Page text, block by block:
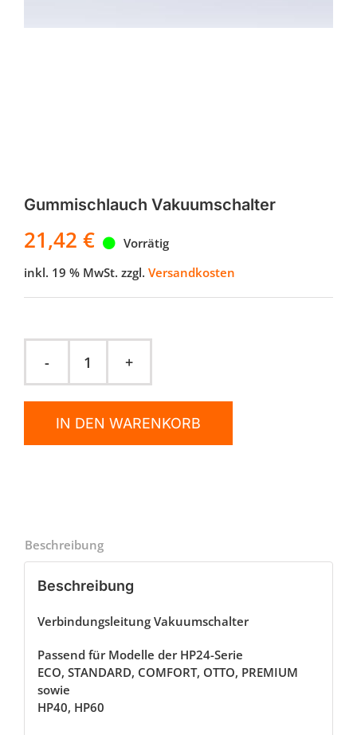
Gummischlauch Vakuumschalter
21,42 €
Vorrätig
inkl. 19 % MwSt. zzgl. Versandkosten
Gummischlauch
Menge
IN DEN WARENKORB
Beschreibung
Beschreibung
Verbindungsleitung Vakuumschalter
Passend für Modelle der HP24-Serie
ECO, STANDARD, COMFORT, OTTO, PREMIUM
sowie
HP40, HP60